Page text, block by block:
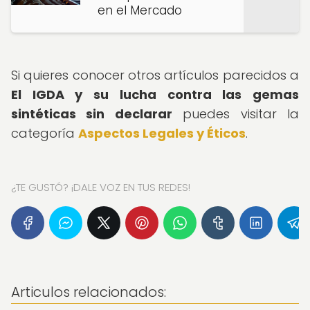
en el Mercado
Si quieres conocer otros artículos parecidos a
El IGDA y su lucha contra las gemas
sintéticas sin declarar puedes visitar la
categoría Aspectos Legales y Éticos.
¿TE GUSTÓ? ¡DALE VOZ EN TUS REDES!
Articulos relacionados: